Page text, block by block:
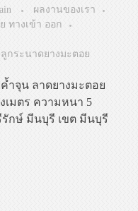
ผลงานของเรา
ทางเข้า ออก
ลูกระนาดยางมะตอย
ำจุน ลาดยางมะตอย
เมตร ความหนา 5
รักษ์ มีนบุรี เขต มีนบุรี